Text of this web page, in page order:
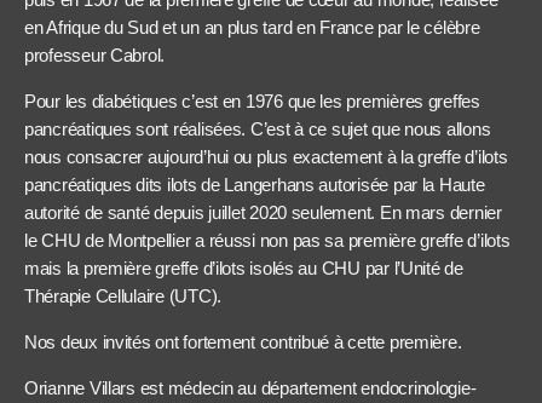
en Afrique du Sud et un an plus tard en France par le célèbre
professeur Cabrol.
Pour les diabétiques c’est en 1976 que les premières greffes
pancréatiques sont réalisées. C’est à ce sujet que nous allons
nous consacrer aujourd’hui ou plus exactement à la greffe d’ilots
pancréatiques dits ilots de Langerhans autorisée par la Haute
autorité de santé depuis juillet 2020 seulement. En mars dernier
le CHU de Montpellier a réussi non pas sa première greffe d’ilots
mais la première greffe d’ilots isolés au CHU par l’Unité de
Thérapie Cellulaire (UTC).
Nos deux invités ont fortement contribué à cette première.
Orianne Villars est médecin au département endocrinologie-